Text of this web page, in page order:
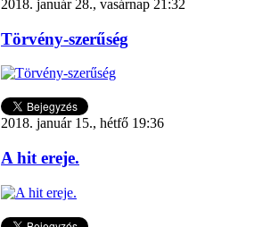
2018. január 28., vasárnap 21:32
Törvény-szerűség
2018. január 15., hétfő 19:36
A hit ereje.